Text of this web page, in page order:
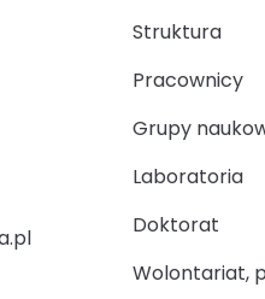
Struktura
Pracownicy
Grupy
Laboratoria
Doktorat
Wolontariat,